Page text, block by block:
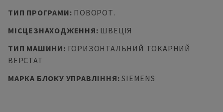
ТИП ПРОГРАМИ: ПОВОРОТ.
МІСЦЕЗНАХОДЖЕННЯ: ШВЕЦІЯ
ТИП МАШИНИ: ГОРИЗОНТАЛЬНИЙ ТОКАРНИЙ
ВЕРСТАТ
МАРКА БЛОКУ УПРАВЛІННЯ:SIEMENS